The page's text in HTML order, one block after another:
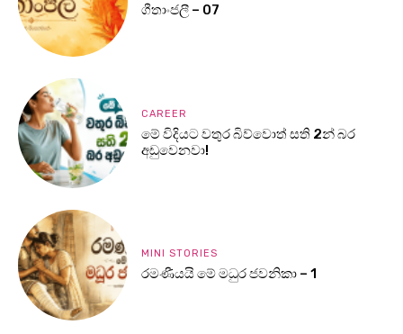
ගීතාංජලී – 07
CAREER
මේ විදියට වතුර බිව්වොත් සති 2න් බර
අඩුවෙනවා!
MINI STORIES
රමණීයයි මේ මධුර ජවනිකා – 1